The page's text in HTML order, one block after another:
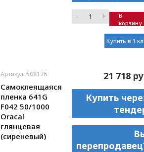
– +
В
корзину
Купить в 1
Артикул: 508176
Самоклеящаяся
пленка 641G
F042 50/1000
Oracal
глянцевая
(сиреневый)
21 718
Купить